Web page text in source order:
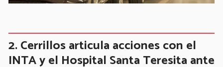
Cerrillos articula acciones con el
INTA y el Hospital Santa Teresita ante